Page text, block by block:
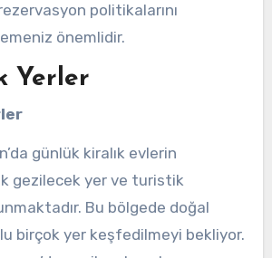
politikalarını
önemlidir.
Yerler
günlük kiralık evlerin
gezilecek yer ve turistik
Bu bölgede doğal
birçok yer keşfedilmeyi bekliyor.